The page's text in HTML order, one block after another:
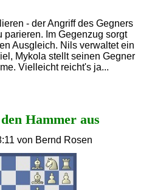
- der Angriff des Gegners
parieren. Im Gegenzug sorgt
Ausgleich. Nils verwaltet ein
Mykola stellt seinen Gegner
Vielleicht reicht's ja...
Hammer aus
von Bernd Rosen